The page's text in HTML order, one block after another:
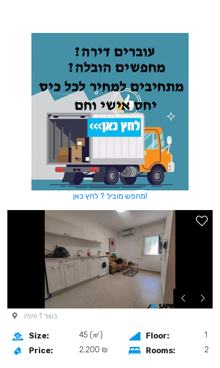
מחפש מוביל ? לחץ כאן!
בשור 1 חיפה
Size: 45 (㎡) Floor:
1
Price:
2,200 ₪ Rooms: 2